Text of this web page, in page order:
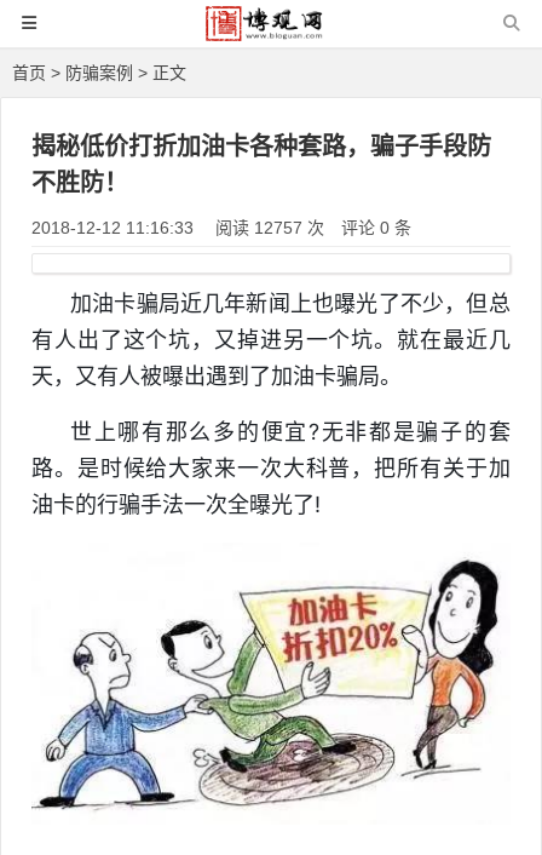
首页 > 防骗案例 > 正文
揭秘低价打折加油卡各种套路，骗子手段防
不胜防！
2018-12-12 11:16:33 阅读 12757 次 评论 0 条
加油卡骗局近几年新闻上也曝光了不少，但总
有人出了这个坑，又掉进另一个坑。就在最近几
天，又有人被曝出遇到了加油卡骗局。
世上哪有那么多的便宜?无非都是骗子的套
路。是时候给大家来一次大科普，把所有关于加
油卡的行骗手法一次全曝光了!